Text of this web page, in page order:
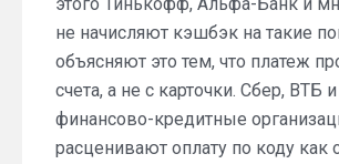
не начисляют кэшбэк на такие
объясняют это тем, что платеж
счета, а не с карточки. Сбер, ВТБ
финансово-кредитные
расценивают оплату по коду